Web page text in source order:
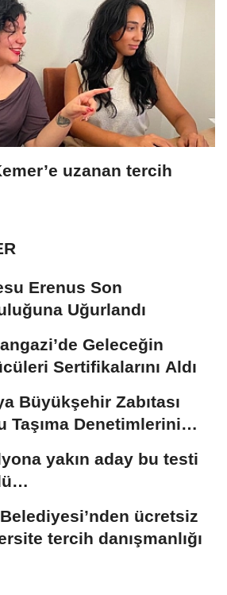
uzanan tercih
Erenus Son
Uğurlandı
Geleceğin
Sertifikalarını Aldı
Büyükşehir Zabıtası
Taşıma Denetimlerini
yakın aday bu testi
ücretsiz
tercih danışmanlığı